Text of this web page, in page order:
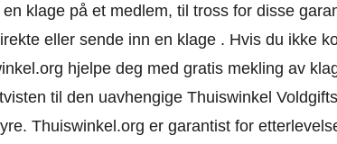
en klage på et medlem, til tross for disse
ellersende inn en klage. Hvis du ikke
hjelpe deg med gratis mekling av
til den uavhengige Thuiswinkel
Thuiswinkel.org er garantist for